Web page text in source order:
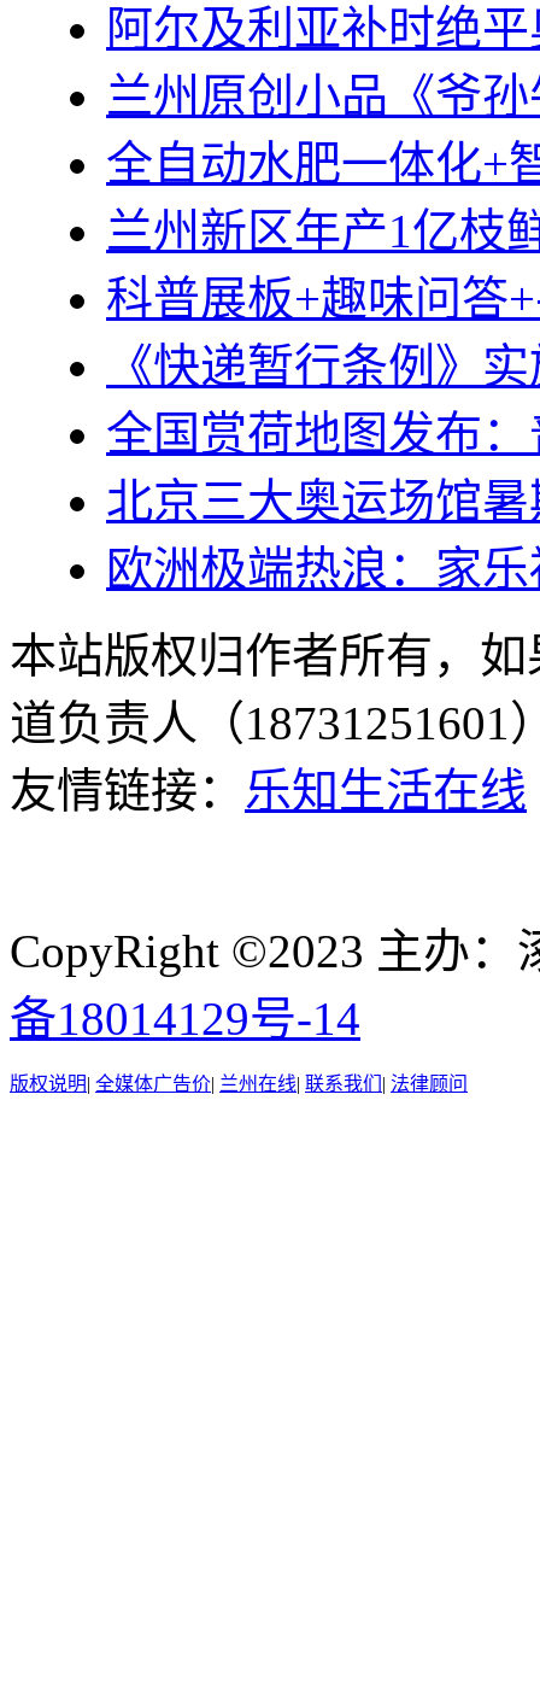
阿尔及利亚补时绝
兰州原创小品《爷
全自动水肥一体化+
兰州新区年产1亿枝
科普展板+趣味问答
《快递暂行条例》
全国赏荷地图发布
北京三大奥运场馆
欧洲极端热浪：家
本站版权归作者所有，
道负责人（
友情链接： 乐知生活在线
CopyRight ©2023 主办
备18014129号-14
版权说明| 全媒体广告价| 兰州在线| 联系我们 | 法律顾问